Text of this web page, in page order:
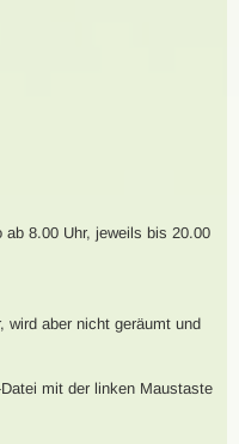
ab 8.00 Uhr, jeweils bis 20.00
wird aber nicht geräumt und
mit der linken Maustaste